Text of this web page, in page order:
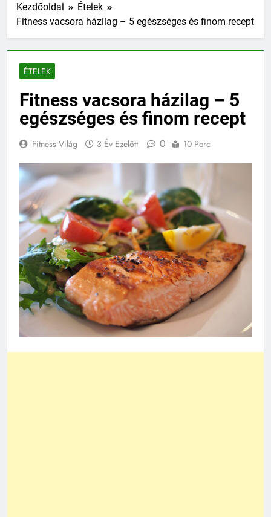
Kezdőoldal
Ételek
Fitness vacsora házilag – 5 egészséges és finom recept
ÉTELEK
Fitness vacsora házilag – 5
egészséges és finom recept
Fitness Világ 3 Év Ezelőtt 0 10 Perc